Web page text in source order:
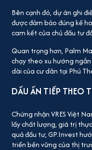
Bên cạnh đó, dự án ghi
được đảm bảo đúng kế
cam kết của chủ đầu tư
Quan trọng hơn, Palm
chạy theo xu hướng
dài của cư dân tại Phú
DẤU ẤN TIẾP THEO
Chứng nhận VRES Việt
lấy chất lượng, giá trị
quả đầu tư, GP.Invest
triển bền vững của thị